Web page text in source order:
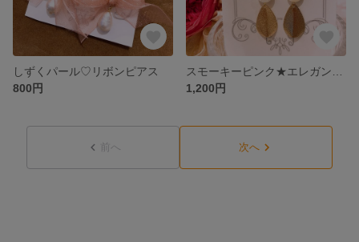
しずくパール♡リボンピアス
800円
1,200円
前へ 次へ